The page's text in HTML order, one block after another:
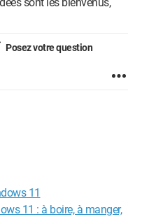
Posez votre question
11
11 : à boire, à manger,